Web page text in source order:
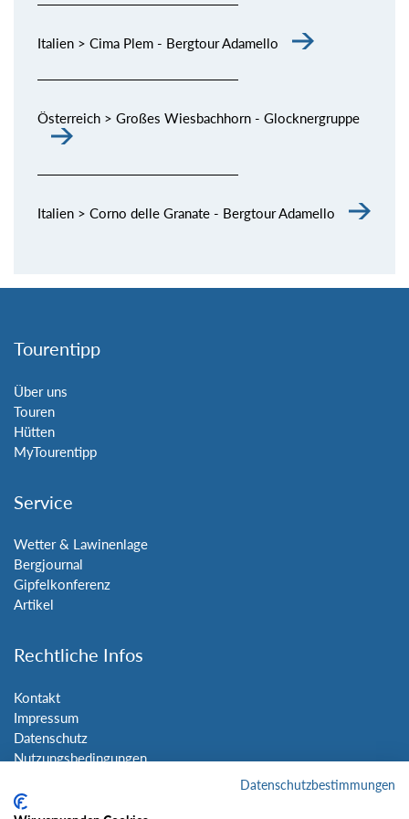
Italien > Cima Plem - Bergtour Adamello
Österreich > Großes Wiesbachhorn - Glocknergruppe
Italien > Corno delle Granate - Bergtour Adamello
Tourentipp
Über uns
Touren
Hütten
MyTourentipp
Service
Wetter & Lawinenlage
Bergjournal
Gipfelkonferenz
Artikel
Rechtliche Infos
Kontakt
Impressum
Datenschutz
Nutzungsbedingungen
Datenschutzbestimmungen